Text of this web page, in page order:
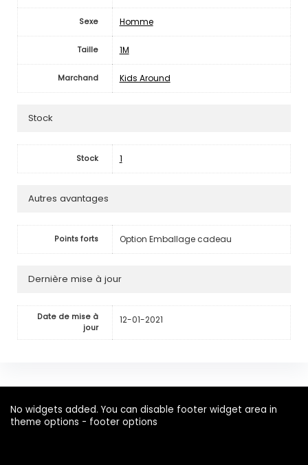
Sexe Homme
Taille 1M
Marchand Kids Around
Stock
Stock 1
Autres avantages
Points forts Option Emballage cadeau
Dernière mise à jour
Date de mise à
jour
12-01-2021
No widgets added. You can disable footer widget area in
theme options - footer options